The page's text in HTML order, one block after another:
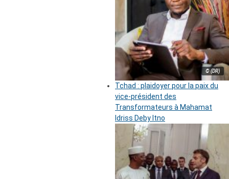
© (DR)
Tchad : plaidoyer pour la paix du
vice-président des
Transformateurs à Mahamat
Idriss Deby Itno